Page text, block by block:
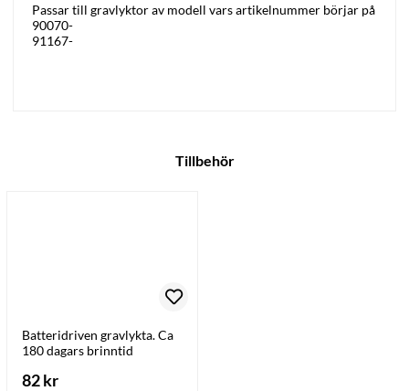
Passar till gravlyktor av modell vars artikelnummer börjar på
90070-
91167-
Tillbehör
Batteridriven gravlykta. Ca
180 dagars brinntid
82 kr